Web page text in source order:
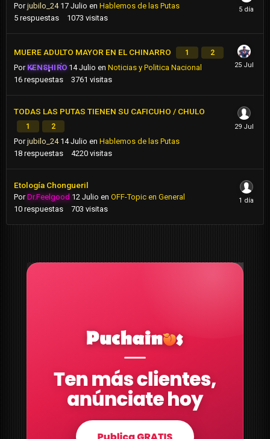
Porjubilo_24 17 Julio en Hablemos de las Putas
5 respuestas 1073 visitas
MUERE ADULTO MAYOR EN EL CHINARRO 1 2
Por KENSHIRO 14 Julio enNoticias y Politica Nacional
16 respuestas 3761 visitas
TODAS LAS PUTAS TIENEN SU CAFICUHO / CHULO
1 2
Porjubilo_24 14 Julio en Hablemos de las Putas
18 respuestas 4220 visitas
Etología Chongueril
PorDr.Feelgood 12 Julio en OFF-Topic en General
10 respuestas 703 visitas